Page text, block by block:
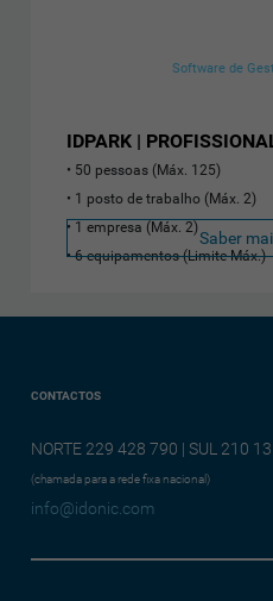
Software de
IDPARK |
50 pessoas (Máx. 125)
1 posto de trabalho (Máx. 2)
1 empresa (Máx. 2)
6 equipamentos (Limite Máx.)
Saber
CONTACTOS
NORTE 229 428 790 | SUL 210
(chamada para a rede fixa nacional)
info@idonic.com